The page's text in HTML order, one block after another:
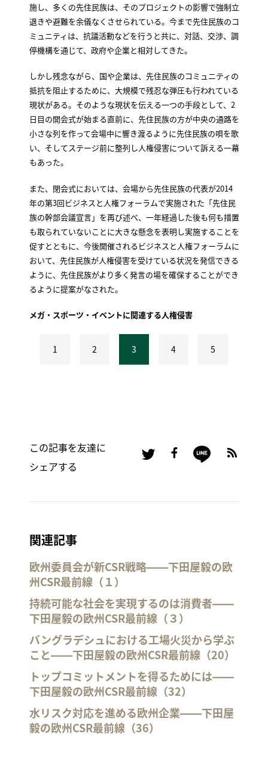
施し、多くの先住民族は、そのプロジェクトの影響で強制立
退きや避難を余儀なくさせられている。今まで先住民族のコ
ミュニティは、抗議活動などを行うと共に、対話、交渉、調
停機構を通じて、政府や企業と相対してきた。
しかし残念ながら、国や企業は、先住民族のコミュニティの
抵抗を阻止するために、大規模で残忍な弾圧も行われている
現状がある。そのような現状を伝える一つの手段として、2
日目の開会式が始まる直前に、先住民族の方が中央の通路を
小さな列を作って会場中に響き渡るように先住民族の唄を歌
い、そしてステージ前に整列し人権侵害について訴える一幕
もあった。
また、閉会式においては、会場から先住民族の代表が2014
年の第3回ビジネスと人権フォーラムで実施された「先住民
族の幹部会議宣言」を再び述べ、一年経過した後も何も措置
も取られていないことに大きな懸念を表明し実施することを
促すとともに、今後開催されるビジネスと人権フォーラムに
おいて、先住民族が人権侵害を受けている状況を発信できる
ように、先住民族がより多く発言の場を確保することができ
るように提案がなされた。
メガ・スポーツ・イベントに関連する人権侵害
1 2 3 4 5
この記事を友達に
シェアする
関連記事
欧州委員会が新CSR戦略――下田屋毅の欧
州CSR最前線（１）
持続可能な社会を実現するのは消費者――
下田屋毅の欧州CSR最前線（３）
バングラデシュにおける工場火災から学ぶ
こと――下田屋毅の欧州CSR最前線（20）
トップコミットメントを得るためには――
下田屋毅の欧州CSR最前線（32）
水リスク対応を進める欧州企業――下田屋
毅の欧州CSR最前線（36）